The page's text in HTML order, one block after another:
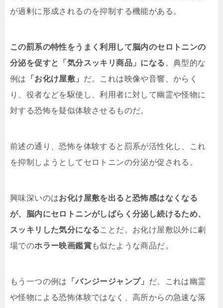
が過剰に形成されるのを抑制する機能がある。
この罰系の特性をうまく利用して脳内のセロトニンの
分泌を促すと「気分スッキリ商品」になる 。典型的な
例は
「お化け屋敷」 だ。これは映像や音響、からく
り、役者などを駆使し、利用者に対して幽霊や怪物に
対する恐怖を疑似体験させるものだ。
前述の通り、恐怖を体験すると罰系が活性化し、これ
を抑制しようとしてセロトニンの分泌が促される。
興味深いのはお化け屋敷を出ると恐怖感はなくなる
が、脳内にセロトニンがしばらく分泌し続けるため、
スッキリした気分になることだ。お化け屋敷以外に劇
場でのホラー映画鑑賞も似たような商品だ。
もう一つの例は 「バンジージャンプ」 だ。これは幽霊
や怪物による恐怖体験ではなく、高所からの急速な落